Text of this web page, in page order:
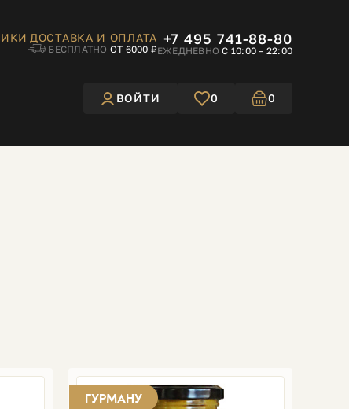
ДОСТАВКА И ОПЛАТА
БЕСПЛАТНО ОТ 6000 ₽
+7 495 741-88-80
ЕЖЕДНЕВНОС 10:00 – 22:00
ВОЙТИ 0 0
ГУРМАНУ